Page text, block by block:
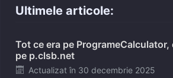
Ultimele articole:
Tot ce era pe ProgrameCalculator,
pe p.clsb.net
Posted
Actualizat în 30 decembrie 2025